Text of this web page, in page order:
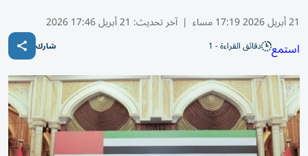
21 أبريل 2026 17:19 مساء | آخر تحديث: 21 أبريل 17:46 2026
استمع دقائق القراءة - 1 شارك